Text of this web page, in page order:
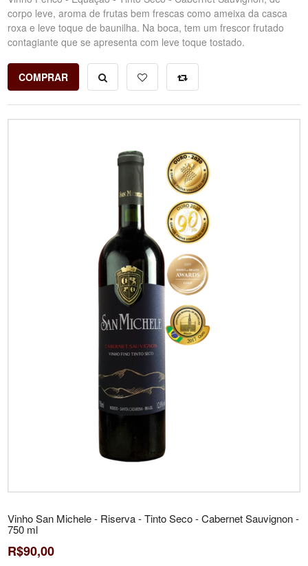
corpo leve, aroma de frutas bem frescas como ameixa da casca
roxa e leve toque de baunilha. Na boca, tem um frescor frutado
contagiante que se apresenta com leve toque tostado.
COMPRAR
Vinho San Michele - Riserva - Tinto Seco - Cabernet Sauvignon -
750 ml
R$90,00